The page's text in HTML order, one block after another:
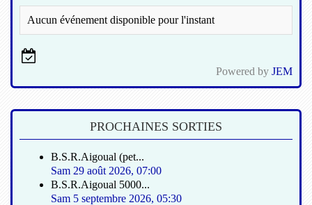
Aucun événement disponible pour l'instant
Powered by JEM
PROCHAINES SORTIES
B.S.R.Aigoual (pet...
Sam 29 août 2026, 07:00
B.S.R.Aigoual 5000...
Sam 5 septembre 2026, 05:30